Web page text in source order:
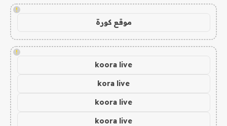
!
موقع كورة
!
koora live
kora live
koora live
koora live